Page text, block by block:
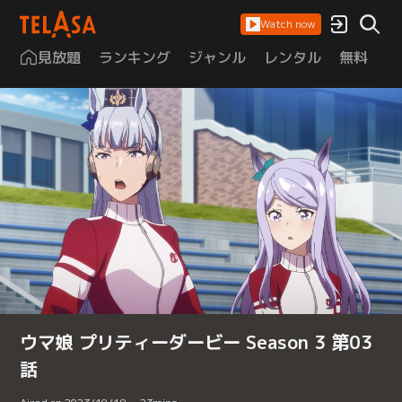
Watch now
見放題 ランキング ジャンル レンタル 無料
ウマ娘 プリティーダービー Season 3 第03
話